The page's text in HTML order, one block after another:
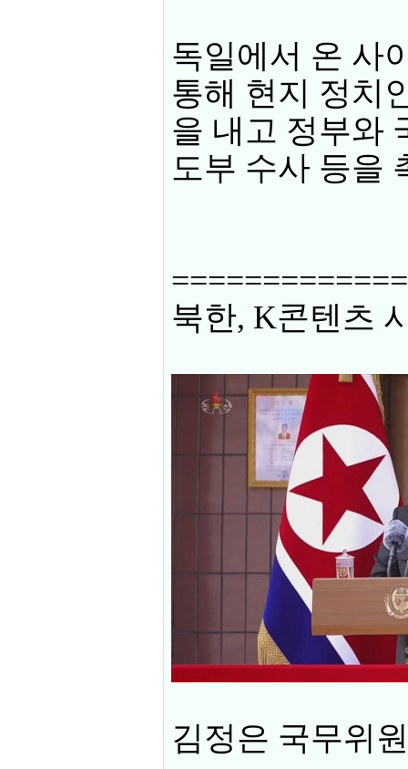
독일에서 온 사
통해 현지 정치
을 내고 정부와
도부 수사 등을
북한, K콘텐츠
김정은 국무위